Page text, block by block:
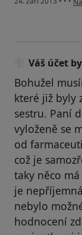
Váš účet
Bohužel
které již byly
sestru. Paní
vyloženě se
od
což je
taky něco
je
nebylo
hodnocení